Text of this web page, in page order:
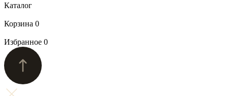
Каталог
Корзина 0
Избранное 0